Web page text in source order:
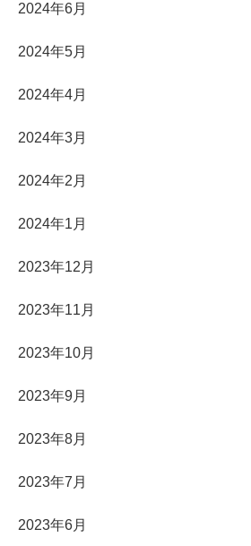
2024年6月
2024年5月
2024年4月
2024年3月
2024年2月
2024年1月
2023年12月
2023年11月
2023年10月
2023年9月
2023年8月
2023年7月
2023年6月